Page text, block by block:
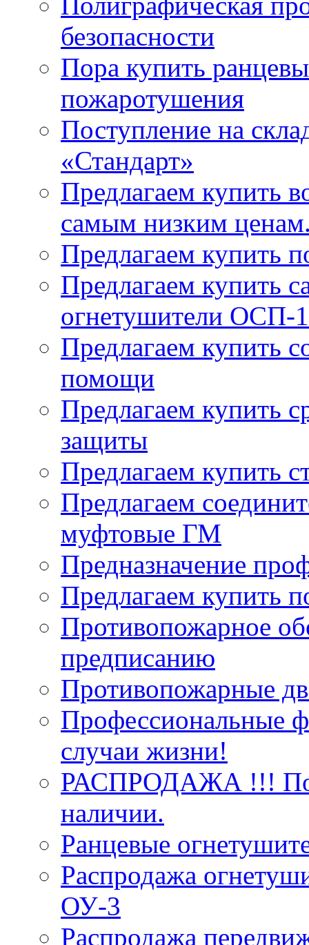
безопасности
Пора купить
пожаротушения
Поступление на
«Стандарт»
Предлагаем купить
самым низким
Предлагаем купить
Предлагаем купить
огнетушители
Предлагаем купить
помощи
Предлагаем купить
защиты
Предлагаем купить
Предлагаем
муфтовые ГМ
Предназначение
Предлагаем купить
Противопожарное
предписанию
Противопожарные
Профессиональные
случаи жизни!
РАСПРОДАЖА !!!
наличии.
Ранцевые
Распродажа
ОУ-3
Распродажа